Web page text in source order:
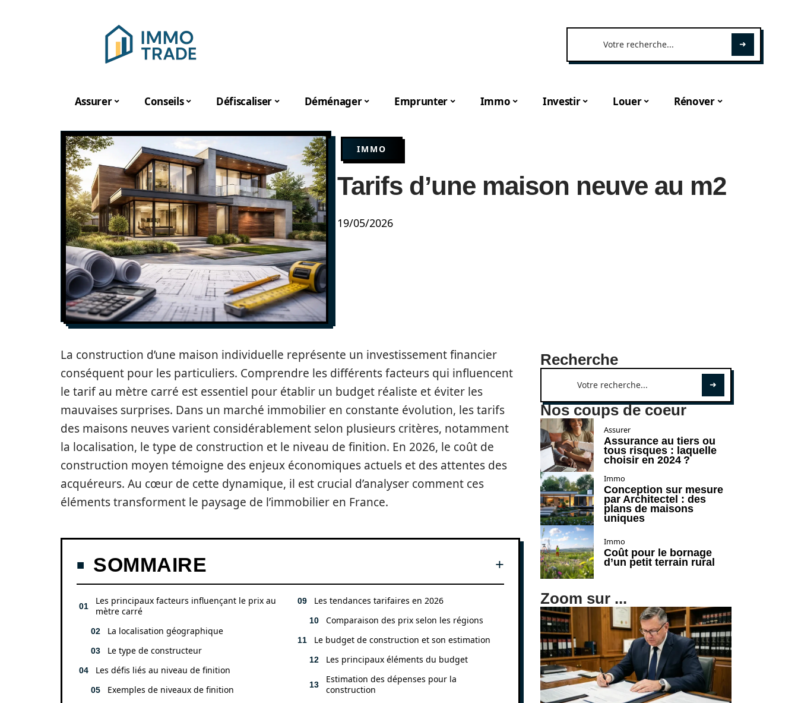
Assurer Conseils Défiscaliser Déménager Emprunter Immo Investir Louer Rénover
IMMO
Tarifs d’une maison neuve au m2
19/05/2026
La construction d’une maison individuelle représente un investissement financier
conséquent pour les particuliers. Comprendre les différents facteurs qui influencent
le tarif au mètre carré est essentiel pour établir un budget réaliste et éviter les
mauvaises surprises. Dans un marché immobilier en constante évolution, les tarifs
des maisons neuves varient considérablement selon plusieurs critères, notamment
la localisation, le type de construction et le niveau de finition. En 2026, le coût de
construction moyen témoigne des enjeux économiques actuels et des attentes des
acquéreurs. Au cœur de cette dynamique, il est crucial d’analyser comment ces
éléments transforment le paysage de l’immobilier en France.
SOMMAIRE
Les principaux facteurs influençant le prix au
mètre carré
La localisation géographique
Le type de constructeur
Les défis liés au niveau de finition
Exemples de niveaux de finition
Les tendances tarifaires en 2026
Comparaison des prix selon les régions
Le budget de construction et son estimation
Les principaux éléments du budget
Estimation des dépenses pour la
construction
Recherche
Nos coups de coeur
Assurer
Assurance au tiers ou
tous risques : laquelle
choisir en 2024 ?
Immo
Conception sur mesure
par Architectel : des
plans de maisons
uniques
Immo
Coût pour le bornage
d’un petit terrain rural
Zoom sur ...